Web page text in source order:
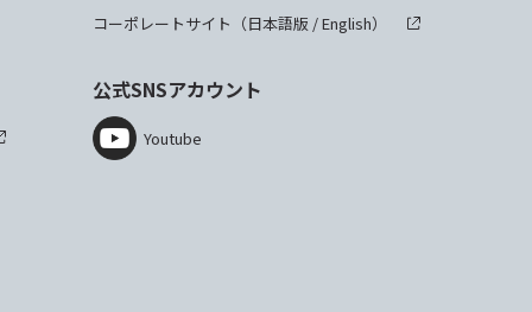
コーポレートサイト（日本語版 /English）
公式SNSアカウント
Youtube